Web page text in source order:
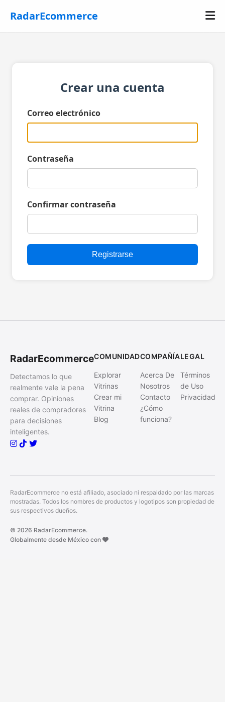
RadarEcommerce
Crear una cuenta
Correo electrónico
Contraseña
Confirmar contraseña
Registrarse
RadarEcommerce
Detectamos lo que
realmente vale la pena
comprar. Opiniones
reales de compradores
para decisiones
inteligentes.
COMUNIDAD
Explorar
Vitrinas
Crear mi
Vitrina
Blog
COMPAÑÍA
Acerca De
Nosotros
Contacto
¿Cómo
funciona?
LEGAL
Términos
de Uso
Privacidad
RadarEcommerce no está afiliado, asociado ni respaldado por las marcas
mostradas. Todos los nombres de productos y logotipos son propiedad de
sus respectivos dueños.
© 2026 RadarEcommerce.
Globalmente desde México con